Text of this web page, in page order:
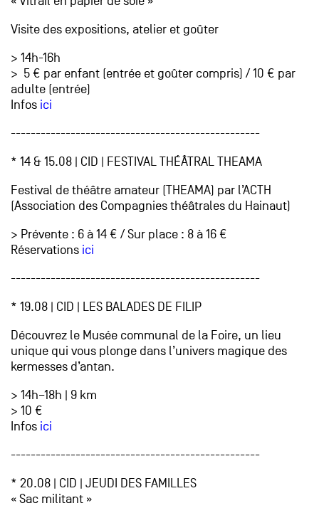
Visite des expositions, atelier et goûter
> 14h-16h
> 5 € par enfant (entrée et goûter compris) / 10 € par
adulte (entrée)
Infos ici
--------------------------------------------------
* 14 & 15.08 | CID | FESTIVAL THÉÂTRAL THEAMA
Festival de théâtre amateur (THEAMA) par l’ACTH
(Association des Compagnies théâtrales du Hainaut)
> Prévente : 6 à 14 € / Sur place : 8 à 16 €
Réservations ici
--------------------------------------------------
* 19.08 | CID | LES BALADES DE FILIP
Découvrez le Musée communal de la Foire, un lieu
unique qui vous plonge dans l’univers magique des
kermesses d’antan.
> 14h–18h | 9 km
> 10 €
Infos ici
--------------------------------------------------
* 20.08 | CID | JEUDI DES FAMILLES
« Sac militant »